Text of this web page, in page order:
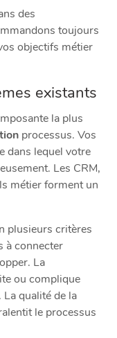
des
toujours
objectifs métier
existants
la plus
processus. Vos
dans lequel votre
Les CRM,
métier forment un
plusieurs critères
à connecter
La
ou complique
qualité de la
le processus